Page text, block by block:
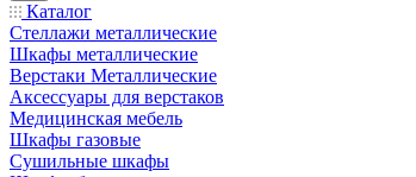
Каталог
Стеллажи металлические
Шкафы металлические
Верстаки Металлические
Аксессуары для верстаков
Медицинская мебель
Шкафы газовые
Сушильные шкафы